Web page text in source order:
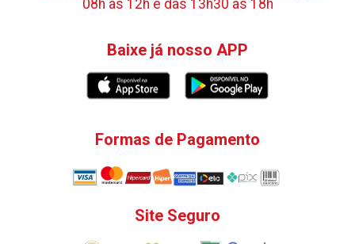
08h às 12h e das 13h30 às 18h
Baixe já nosso APP
Formas de Pagamento
Site Seguro